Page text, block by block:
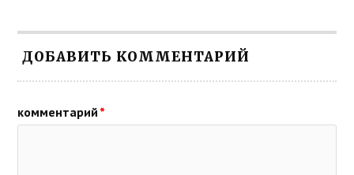
ДОБАВИТЬ КОММЕНТАРИЙ
комментарий *